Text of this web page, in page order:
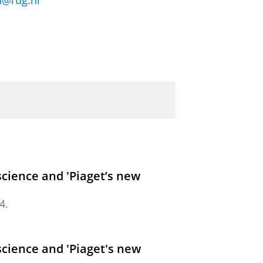
and 'Piaget’s new
.
and 'Piaget's new